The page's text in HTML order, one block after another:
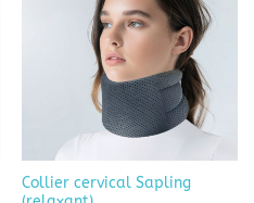
Collier cervical Sapling